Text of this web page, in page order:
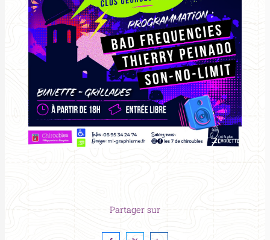
Partager sur